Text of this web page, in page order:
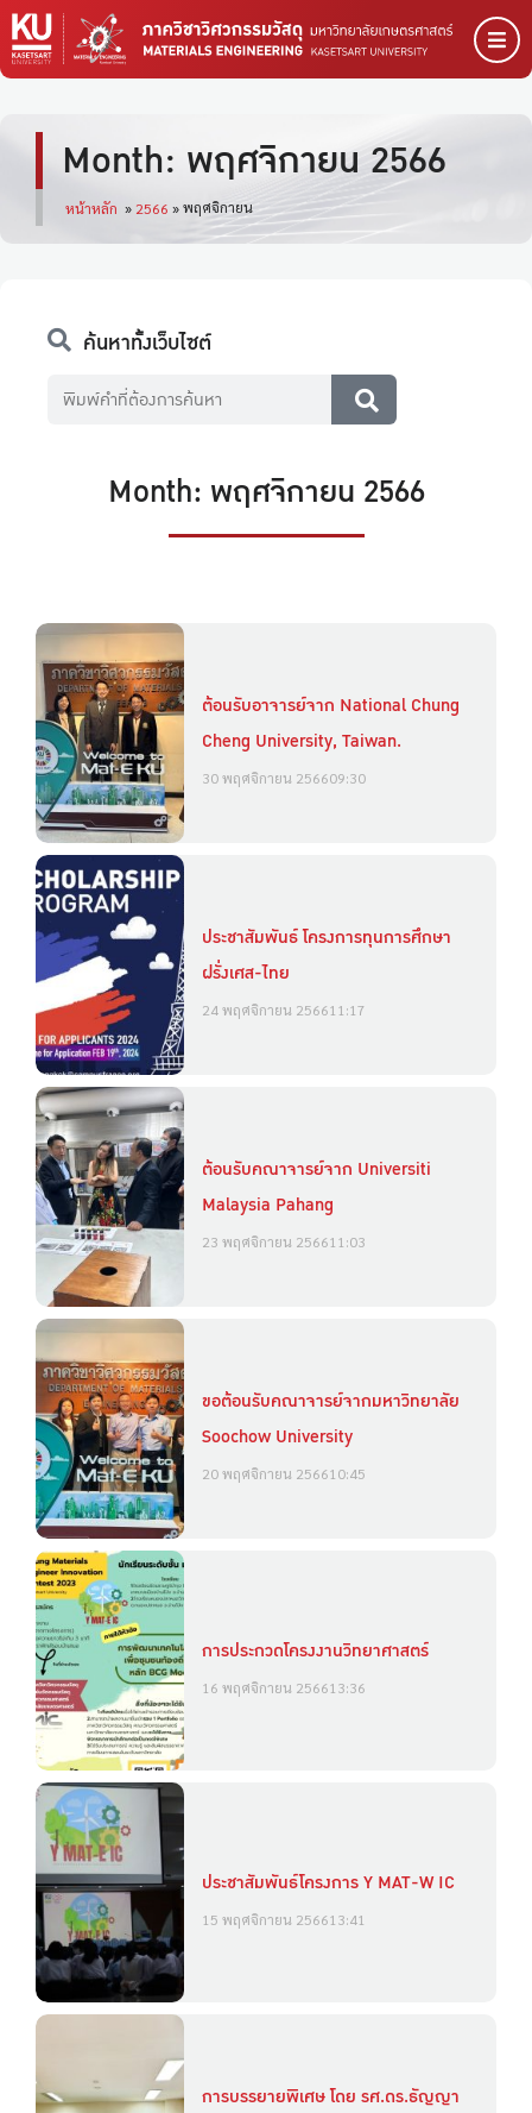
Month: พฤศจิกายน 2566
หน้าหลัก » 2566 »พฤศจิกายน
Month: พฤศจิกายน 2566
ค้นหาทั้งเว็บไซต์
ต้อนรับอาจารย์จาก National Chung
Cheng University, Taiwan.
30 พฤศจิกายน 256609:30
ประชาสัมพันธ์ โครงการทุนการศึกษา
ฝรั่งเศส-ไทย
24 พฤศจิกายน 256611:17
ต้อนรับคณาจารย์จาก Universiti
Malaysia Pahang
23 พฤศจิกายน 256611:03
ขอต้อนรับคณาจารย์จากมหาวิทยาลัย
Soochow University
20 พฤศจิกายน 256610:45
การประกวดโครงงานวิทยาศาสตร์
16 พฤศจิกายน 256613:36
ประชาสัมพันธ์โครงการ Y MAT-W IC
15 พฤศจิกายน 256613:41
การบรรยายพิเศษ โดย รศ.ดร.ธัญญา